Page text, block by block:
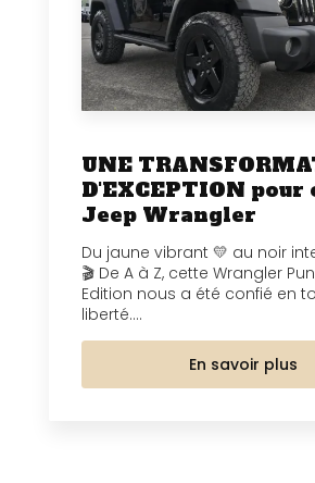
UNE
D'EXCEPTION pour
Jeep Wrangler
Du jaune vibrant 💛 au noir
🎬 De A à Z, cette Wrangler
Edition nous a été confié en
liberté....
En savoir plus